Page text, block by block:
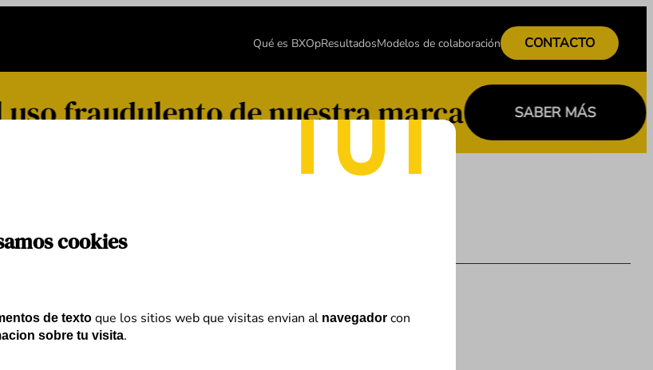
cookies
de texto que los sitios web que visitas envian al navegador con
sobre tu visita.
Qué es BXOpResultadosModelos de colaboración CONTACTO
fraudulento de nuestra marca SABER MÁS